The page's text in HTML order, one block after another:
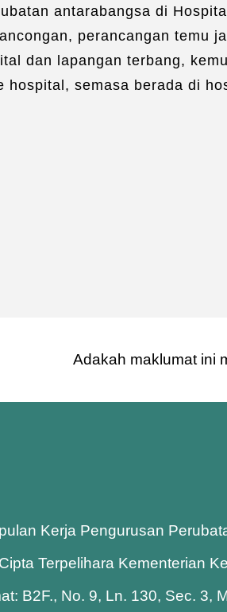
antarabangsa di
perancangan temu
dan lapangan terbang,
hospital, semasa berada di
Adakah maklumat ini
Kerja Pengurusan
Terpelihara Kementerian
B2F., No. 9, Ln. 130, Sec. 3,